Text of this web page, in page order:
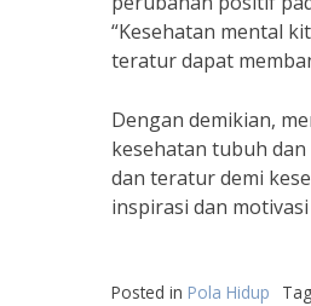
“Kesehatan mental
teratur dapat
Dengan demikian,
kesehatan tubuh
dan teratur demi
inspirasi dan
Posted in Pola Hidup